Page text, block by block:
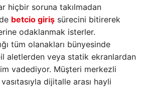
hiçbir soruna takılmadan
betcio giriş sürecini bitirerek
odaklanmak isterler.
tüm olanakları bünyesinde
aletlerden veya statik ekranlardan
vadediyor. Müşteri merkezli
dijitalle arası hayli